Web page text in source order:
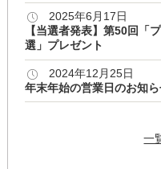
2025年6月17日
【当選者発表】第50回「
選」プレゼント
2024年12月25日
年末年始の営業日のお知
一